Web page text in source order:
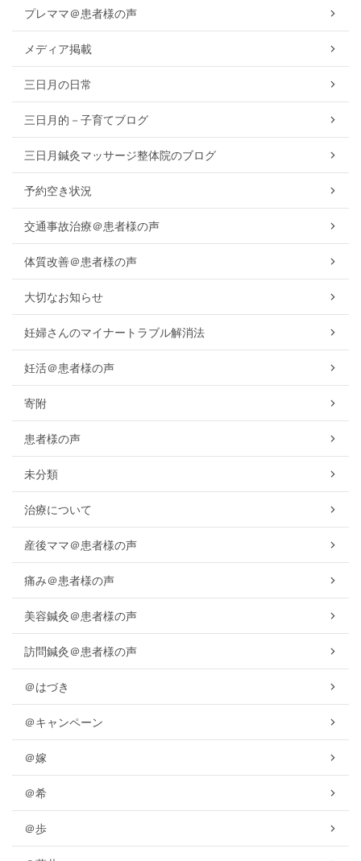
プレママ＠患者様の声
メディア掲載
三日月の日常
三日月的－子育てブログ
三日月鍼灸マッサージ整体院のブログ
予約空き状況
交通事故治療＠患者様の声
体質改善＠患者様の声
大切なお知らせ
妊婦さんのマイナートラブル解消法
妊活＠患者様の声
寄附
患者様の声
未分類
治療について
産後ママ＠患者様の声
痛み＠患者様の声
美容鍼灸＠患者様の声
訪問鍼灸＠患者様の声
＠はづき
＠キャンペーン
＠嫁
＠希
＠歩